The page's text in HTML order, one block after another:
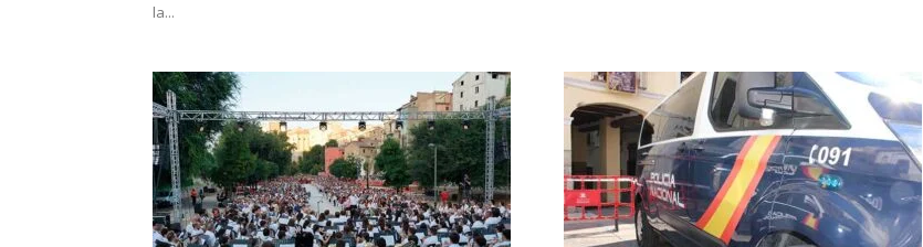
la...